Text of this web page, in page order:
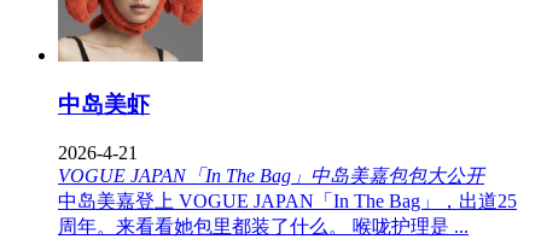
中岛美虾
2026-4-21
VOGUE JAPAN「In The Bag」中岛美嘉包包大公开
中岛美嘉登上 VOGUE JAPAN「In The Bag」，出道25
周年。来看看她包里都装了什么。 喉咙护理是 ...